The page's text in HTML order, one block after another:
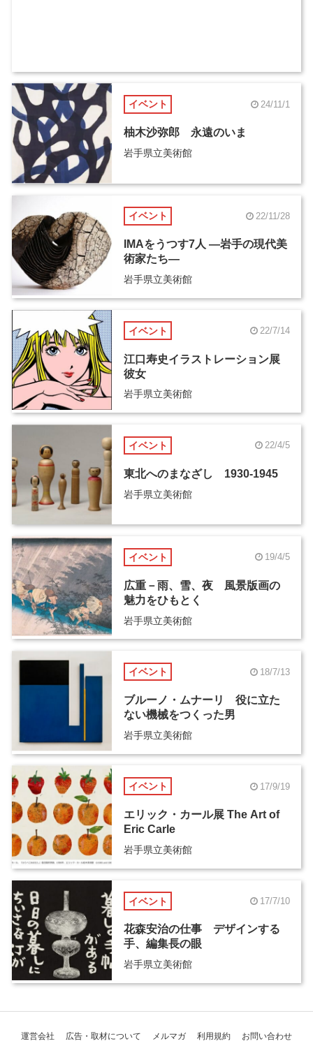
イベント 24/11/1
柚木沙弥郎 永遠のいま
岩手県立美術館
イベント 22/11/28
IMAをうつす7人 ―岩手の現代美
術家たち―
岩手県立美術館
イベント 22/7/14
江口寿史イラストレーション展
彼女
岩手県立美術館
イベント 22/4/5
東北へのまなざし 1930-1945
岩手県立美術館
イベント 19/4/5
広重－雨、雪、夜 風景版画の
魅力をひもとく
岩手県立美術館
イベント 18/7/13
ブルーノ・ムナーリ 役に立た
ない機械をつくった男
岩手県立美術館
イベント 17/9/19
エリック・カール展 The Art of
Eric Carle
岩手県立美術館
イベント 17/7/10
花森安治の仕事 デザインする
手、編集長の眼
岩手県立美術館
運営会社 広告・取材について メルマガ 利用規約 お問い合わせ